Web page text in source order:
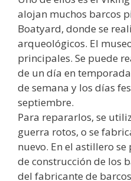
alojan muchos barcos
Boatyard, donde se
arqueológicos. El
principales. Se puede
de un día en
de semana y los días
septiembre.
Para repararlos, se
guerra rotos, o se
nuevo. En el astillero
de construcción de los
del fabricante de